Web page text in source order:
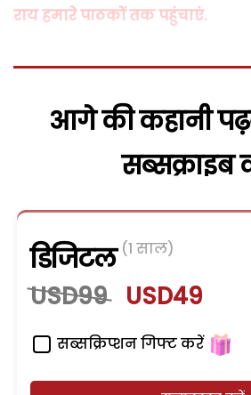
राय हमारे पाठकों तक पहुंचाएं.
आगे की कहानी
सब्सक्राइब
डिजिटल (1 साल)
USD99 USD49
सब्सक्रिप्शन गिफ्ट करें